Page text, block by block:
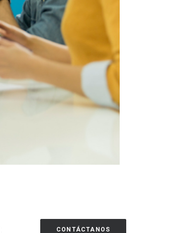
CONTÁCTANOS